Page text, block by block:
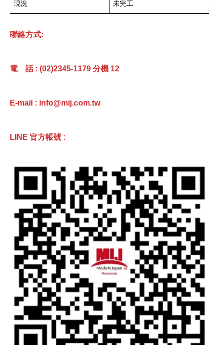
現況 未完工
聯絡方式:
電 話 : (02)2345-1179 分機 12
E-mail : info@mij.com.tw
LINE 官方帳號 :